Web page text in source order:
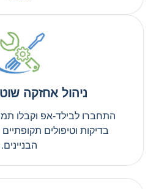
ניהול אחזקה
התחברו לבילד-אפ וקבלו
בדיקות וטיפולים
הבניינים.